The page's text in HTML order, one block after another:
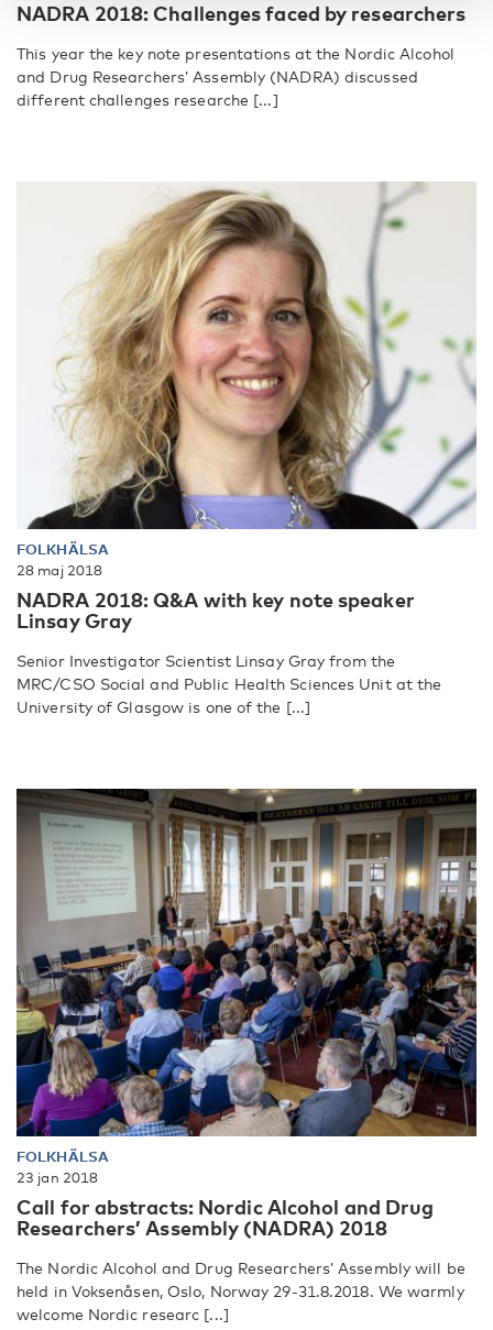
NADRA 2018: Challenges faced by researchers
This year the key note presentations at the Nordic Alcohol
and Drug Researchers’ Assembly (NADRA) discussed
different challenges researche [...]
FOLKHÄLSA
28 maj 2018
NADRA 2018: Q&A with key note speaker
Linsay Gray
Senior Investigator Scientist Linsay Gray from the
MRC/CSO Social and Public Health Sciences Unit at the
University of Glasgow is one of the [...]
FOLKHÄLSA
23 jan 2018
Call for abstracts: Nordic Alcohol and Drug
Researchers’ Assembly (NADRA) 2018
The Nordic Alcohol and Drug Researchers’ Assembly will be
held in Voksenåsen, Oslo, Norway 29-31.8.2018. We warmly
welcome Nordic researc [...]